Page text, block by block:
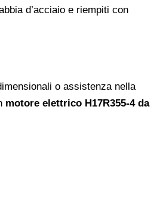
d’acciaio e riempiti con
o assistenza nella
motore elettrico H17R355-4 da